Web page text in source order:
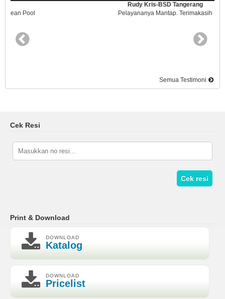
Rudy Kris-BSD Tangerang
Pelayananya Mantap. Terimakasih
Semua Testimoni
Cek Resi
Cek resi
Print & Download
DOWNLOAD
Katalog
DOWNLOAD
Pricelist